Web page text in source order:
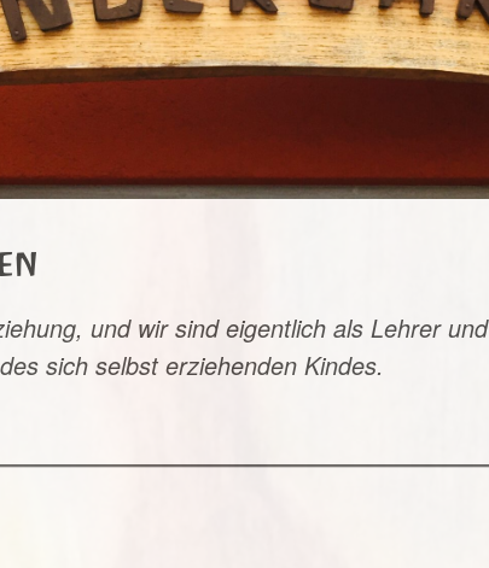
und wir sind eigentlich als Lehrer und
sich selbst erziehenden Kindes.